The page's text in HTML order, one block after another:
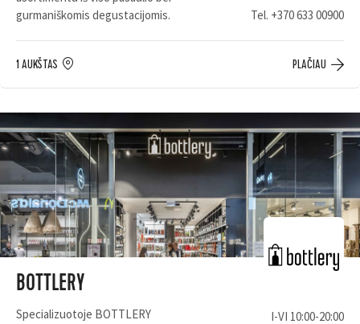
gurmaniškomis degustacijomis.
Tel. +370 633 00900
1 AUKŠTAS PLAČIAU
BOTTLERY
Specializuotoje BOTTLERY
I-VI 10:00-20:00